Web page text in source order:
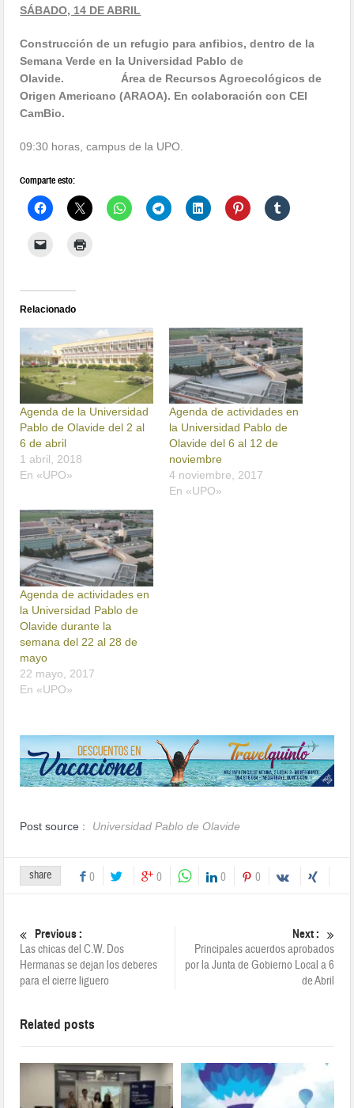
SÁBADO, 14 DE ABRIL
Construcción de un refugio para anfibios, dentro de la
Semana Verde en la Universidad Pablo de
Olavide. Área de Recursos Agroecológicos de
Origen Americano (ARAOA). En colaboración con CEI
CamBio.
09:30 horas, campus de la UPO.
Comparte esto:
Relacionado
Agenda de la Universidad
Pablo de Olavide del 2 al
6 de abril
1 abril, 2018
En «UPO»
Agenda de actividades en
la Universidad Pablo de
Olavide del 6 al 12 de
noviembre
4 noviembre, 2017
En «UPO»
Agenda de actividades en
la Universidad Pablo de
Olavide durante la
semana del 22 al 28 de
mayo
22 mayo, 2017
En «UPO»
Post source : Universidad Pablo de Olavide
share 0 0 0 0
Previous :
Las chicas del C.W. Dos
Hermanas se dejan los deberes
para el cierre liguero
Next :
Principales acuerdos aprobados
por la Junta de Gobierno Local a 6
de Abril
Related posts